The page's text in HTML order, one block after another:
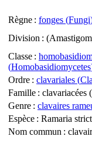
Règne : fonges (Fungi
Division : (
Classe :
(Homobasidiomycetes
Ordre : clavariales (
Famille : clavariacées (
Genre : clavaires
Espèce : Ramaria
Nom commun :